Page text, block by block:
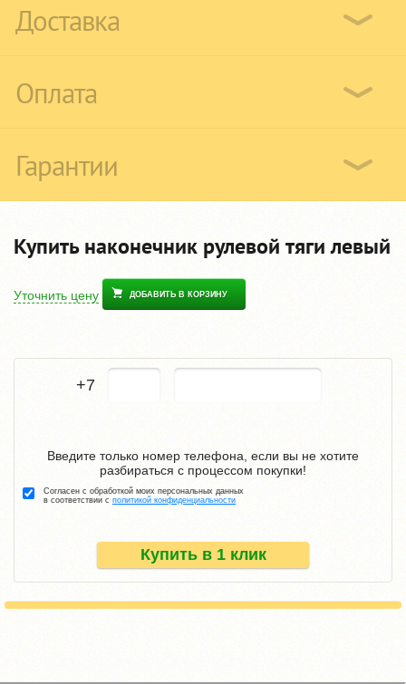
Доставка
Оплата
Гарантии
Купить наконечник рулевой тяги левый
Уточнить цену ДОБАВИТЬ В КОРЗИНУ
+7
Купить в 1 клик
Введите только номер телефона, если вы не хотите
разбираться с процессом покупки!
Согласен с обработкой моих персональных данных
в соответствии с политикой конфиденциальности